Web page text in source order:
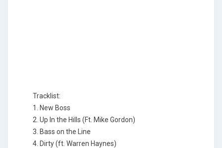
Tracklist:
1. New Boss
2. Up In the Hills (Ft. Mike Gordon)
3. Bass on the Line
4. Dirty (ft. Warren Haynes)